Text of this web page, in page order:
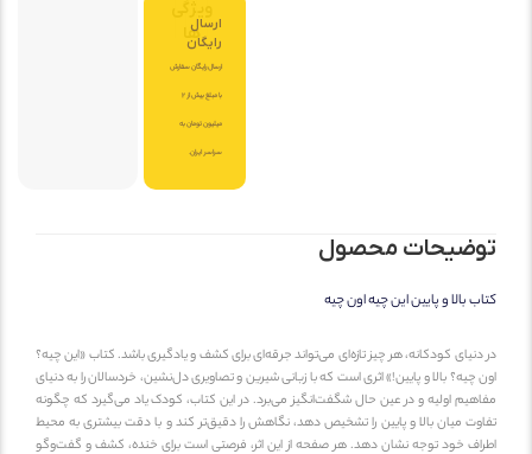
هاارسال
رایگان
ارسال رایگان سفارش
با مبلغ بیش از 2
میلیون تومان به
سراسر ایران.
توضیحات محصول
کتاب بالا و پایین این چیه اون چیه
در دنیای کودکانه، هر چیز تازه‌ای می‌تواند جرقه‌ای برای کشف و یادگیری باشد. کتاب «این چیه؟
اون چیه؟ بالا و پایین!» اثری است که با زبانی شیرین و تصاویری دل‌نشین، خردسالان را به دنیای
مفاهیم اولیه و در عین حال شگفت‌انگیز می‌برد. در این کتاب، کودک یاد می‌گیرد که چگونه
تفاوت میان بالا و پایین را تشخیص دهد، نگاهش را دقیق‌تر کند و با دقت بیشتری به محیط
اطراف خود توجه نشان دهد. هر صفحه از این اثر، فرصتی است برای خنده، کشف و گفت‌وگو